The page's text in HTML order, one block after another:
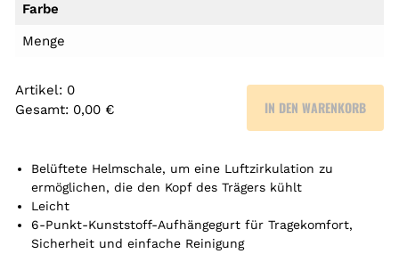
Farbe
Menge
Artikel: 0
Gesamt: 0,00 €
r
i
k
IN DEN WARENKORB
Belüftete Helmschale, um eine Luftzirkulation zu
ermöglichen, die den Kopf des Trägers kühlt
Leicht
6-Punkt-Kunststoff-Aufhängegurt für Tragekomfort,
Sicherheit und einfache Reinigung